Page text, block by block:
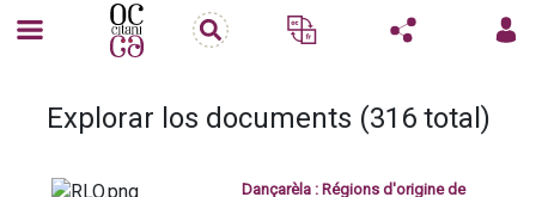
Explorar los documents (316 total)
Dançarèla : Régions d'origine de